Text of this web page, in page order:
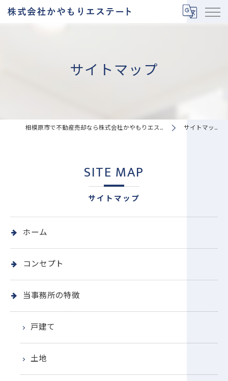
サイトマップ
相模原市で不動産売却なら株式会社かやもりエステート サイトマップ
サイトマップ
SITE MAP
ホーム
コンセプト
当事務所の特徴
戸建て
土地